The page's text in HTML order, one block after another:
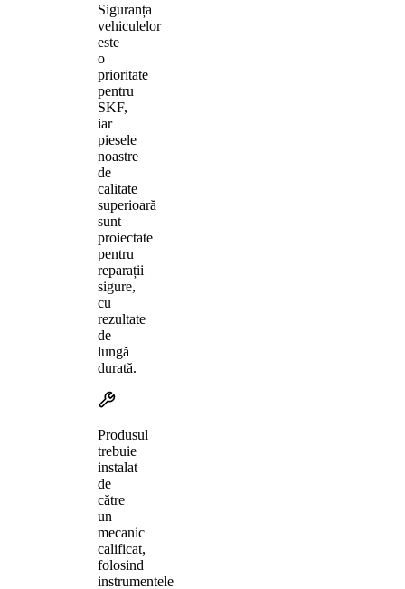
Siguranța
vehiculelor
este
o
prioritate
pentru
SKF,
iar
piesele
noastre
de
calitate
superioară
sunt
proiectate
pentru
reparații
sigure,
cu
rezultate
de
lungă
durată.
Produsul
trebuie
instalat
de
către
un
mecanic
calificat,
folosind
instrumentele